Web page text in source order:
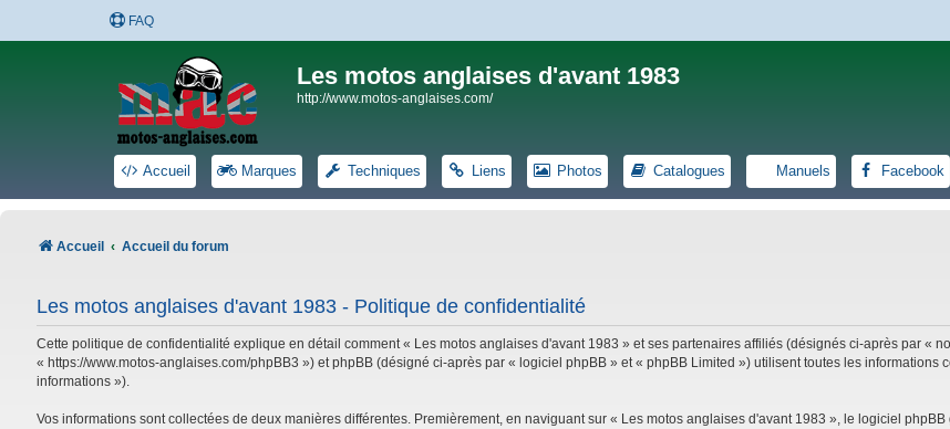
FAQ
Les motos anglaises d'avant 1983
http://www.motos-anglaises.com/
Accueil Marques Techniques Liens Photos Catalogues Manuels Facebook
Accueil Accueil du forum
Les motos anglaises d'avant 1983 - Politique de confidentialité
Cette politique de confidentialité explique en détail comment « Les motos anglaises d'avant 1983 » et ses partenaires affiliés (désignés ci-après par «
« https://www.motos-anglaises.com/phpBB3 ») et phpBB (désigné ci-après par « logiciel phpBB » et « phpBB Limited ») utilisent toutes les
informations »).
Vos informations sont collectées de deux manières différentes. Premièrement, en naviguant sur « Les motos anglaises d'avant 1983 », le logiciel